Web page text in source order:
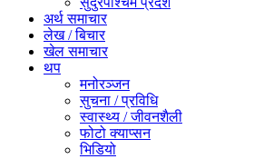
अर्थ समाचार
लेख / बिचार
खेल समाचार
थप
मनोरञ्जन
सुचना / प्रविधि
स्वास्थ्य / जीवनशैली
फोटो क्याप्सन
भिडियो